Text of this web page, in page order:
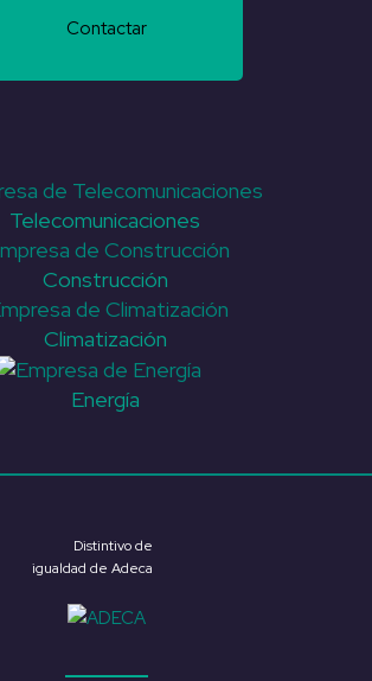
Contactar
Telecomunicaciones
Construcción
Climatización
Energía
Distintivo de
igualdad de Adeca